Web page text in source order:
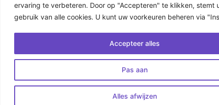
ervaring te verbeteren. Door op "Accepteren" te klikken, stemt
gebruik van alle cookies. U kunt uw voorkeuren beheren via
Pas aan
Alles afwijzen
Accepteer alles